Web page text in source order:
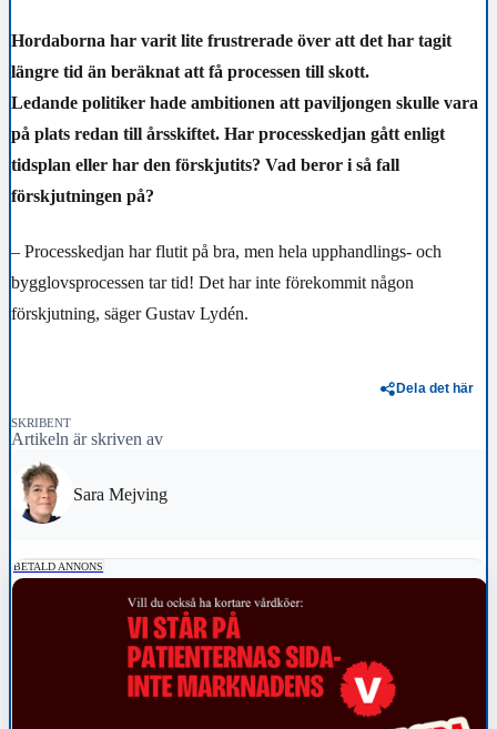
Hordaborna har varit lite frustrerade över att det har tagit
längre tid än beräknat att få processen till skott.
Ledande politiker hade ambitionen att paviljongen skulle vara
på plats redan till årsskiftet. Har processkedjan gått enligt
tidsplan eller har den förskjutits? Vad beror i så fall
förskjutningen på?
– Processkedjan har flutit på bra, men hela upphandlings- och
bygglovsprocessen tar tid! Det har inte förekommit någon
förskjutning, säger Gustav Lydén.
Dela det här
SKRIBENT
Artikeln är skriven av
Sara Mejving
BETALD ANNONS